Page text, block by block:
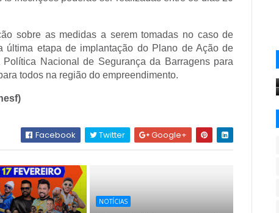
sobre as medidas a serem tomadas no caso de
última etapa de implantação do Plano de Ação de
Nacional de Segurança da Barragens para
todos na região do empreendimento.
Facebook Twitter Google+
NOTÍCIAS